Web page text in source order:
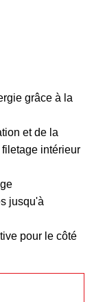
grâce à la
et de la
intérieur
jusqu'à
pour le côté